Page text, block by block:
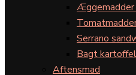
Æggemadder
Serrano
Bagt
Aftensmad